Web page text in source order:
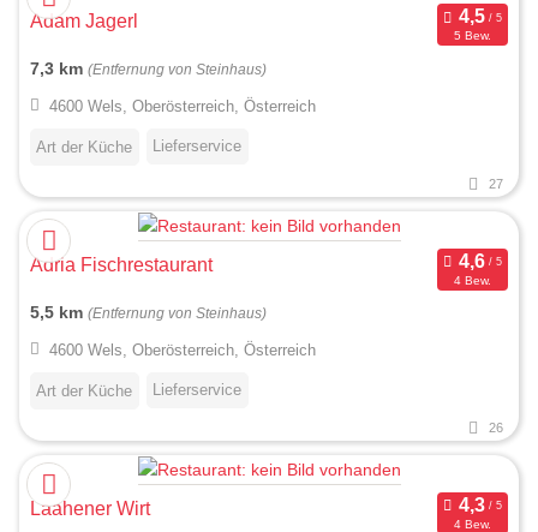
Adam Jagerl
5 Bew.
7,3 km (Entfernung von Steinhaus)
4600 Wels, Oberösterreich, Österreich
Art der Küche Lieferservice
27
Adria Fischrestaurant
4 Bew.
5,5 km (Entfernung von Steinhaus)
4600 Wels, Oberösterreich, Österreich
Art der Küche Lieferservice
26
Laahener Wirt
4 Bew.